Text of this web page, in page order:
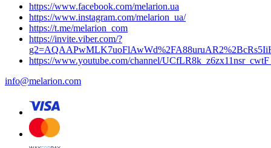
https://www.facebook.com/melarion.ua
https://www.instagram.com/melarion_ua/
https://t.me/melarion_com
https://invite.viber.com/?
https://www.youtube.com/channel/
info@melarion.com